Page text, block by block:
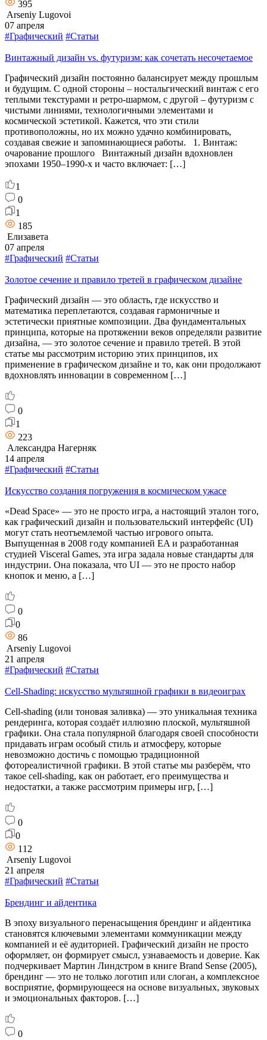
395
Arseniy Lugovoi
07 апреля
#Графический #Статьи
Винтажный дизайн vs. футуризм: как сочетать несочетаемое
Графический дизайн постоянно балансирует между прошлым
и будущим. С одной стороны – ностальгический винтаж с его
теплыми текстурами и ретро-шармом, с другой – футуризм с
чистыми линиями, технологичными элементами и
космической эстетикой. Кажется, что эти стили
противоположны, но их можно удачно комбинировать,
создавая свежие и запоминающиеся работы. 1. Винтаж:
очарование прошлого Винтажный дизайн вдохновлен
эпохами 1950–1990-х и часто включает: […]
1
0
1
185
Елизавета
07 апреля
#Графический #Статьи
Золотое сечение и правило третей в графическом дизайне
Графический дизайн — это область, где искусство и
математика переплетаются, создавая гармоничные и
эстетически приятные композиции. Два фундаментальных
принципа, которые на протяжении веков определяли развитие
дизайна, — это золотое сечение и правило третей. В этой
статье мы рассмотрим историю этих принципов, их
применение в графическом дизайне и то, как они продолжают
вдохновлять инновации в современном […]
0
1
223
Александра Нагерняк
14 апреля
#Графический #Статьи
Искусство создания погружения в космическом ужасе
«Dead Space» — это не просто игра, а настоящий эталон того,
как графический дизайн и пользовательский интерфейс (UI)
могут стать неотъемлемой частью игрового опыта.
Выпущенная в 2008 году компанией EA и разработанная
студией Visceral Games, эта игра задала новые стандарты для
индустрии. Она показала, что UI — это не просто набор
кнопок и меню, а […]
0
0
86
Arseniy Lugovoi
21 апреля
#Графический #Статьи
Cell-Shading: искусство мультяшной графики в видеоиграх
Cell-shading (или тоновая заливка) — это уникальная техника
рендеринга, которая создаёт иллюзию плоской, мультяшной
графики. Она стала популярной благодаря своей способности
придавать играм особый стиль и атмосферу, которые
невозможно достичь с помощью традиционной
фотореалистичной графики. В этой статье мы разберём, что
такое cell-shading, как он работает, его преимущества и
недостатки, а также рассмотрим примеры игр, […]
0
0
112
Arseniy Lugovoi
21 апреля
#Графический #Статьи
Брендинг и айдентика
В эпоху визуального перенасыщения брендинг и айдентика
становятся ключевыми элементами коммуникации между
компанией и её аудиторией. Графический дизайн не просто
оформляет, он формирует смысл, узнаваемость и доверие. Как
подчеркивает Мартин Линдстром в книге Brand Sense (2005),
брендинг — это не только логотип или слоган, а комплексное
восприятие, формирующееся на основе визуальных, звуковых
и эмоциональных факторов. […]
0